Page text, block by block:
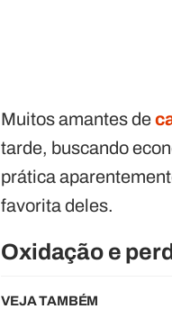
Muitos amantes de
tarde, buscando
prática
favorita deles.
Oxidação e
VEJA TAMBÉM